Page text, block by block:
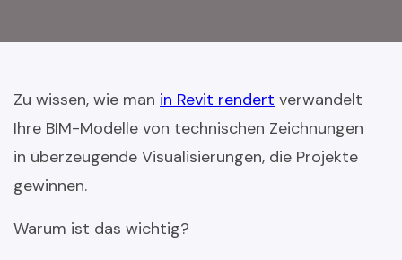
Zu wissen, wie man in Revit rendert verwandelt
Ihre BIM-Modelle von technischen Zeichnungen
in überzeugende Visualisierungen, die Projekte
gewinnen.
Warum ist das wichtig?